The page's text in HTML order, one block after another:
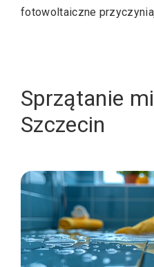
fotowoltaiczne
Sprzątanie
Szczecin